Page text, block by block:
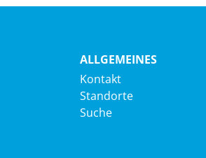
ALLGEMEINES
Kontakt
Standorte
Suche